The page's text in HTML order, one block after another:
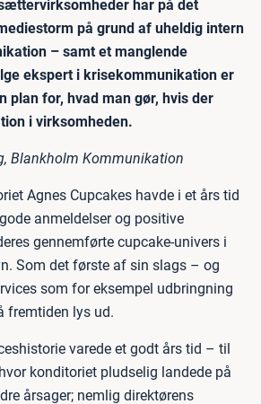
har på det
på grund af uheldig intern
– samt et manglende
ekspert i krisekommunikation er
plan for, hvad man gør, hvis der
i virksomheden.
Blankholm Kommunikation
Agnes Cupcakes havde i et års tid
anmeldelser og positive
gennemførte cupcake-univers i
Som det første af sin slags – og
som for eksempel udbringning
fremtiden lys ud.
varede et godt års tid – til
konditoriet pludselig landede på
årsager; nemlig direktørens